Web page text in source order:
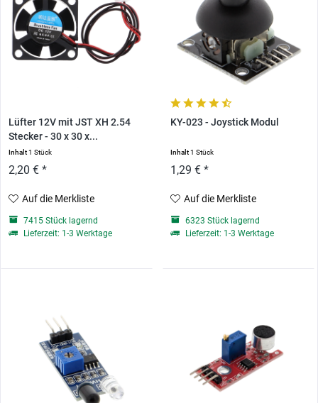
Lüfter 12V mit JST XH 2.54
Stecker - 30 x 30 x...
Inhalt1 Stück
2,20 € *
Auf die Merkliste
7415 Stück lagernd
Lieferzeit: 1-3 Werktage
KY-023 - Joystick Modul
Inhalt1 Stück
1,29 € *
Auf die Merkliste
6323 Stück lagernd
Lieferzeit: 1-3 Werktage